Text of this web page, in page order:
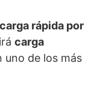
carga rápida por
carga
uno de los más